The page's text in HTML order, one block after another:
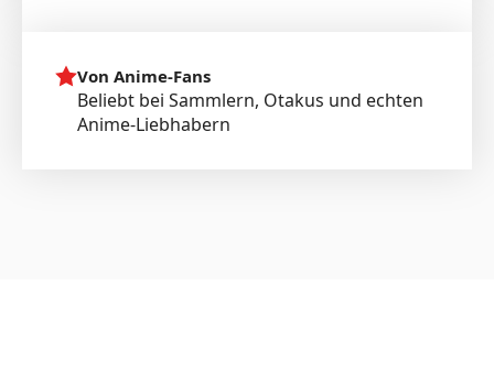
Von Anime-Fans
Beliebt bei Sammlern, Otakus und echten
Anime-Liebhabern